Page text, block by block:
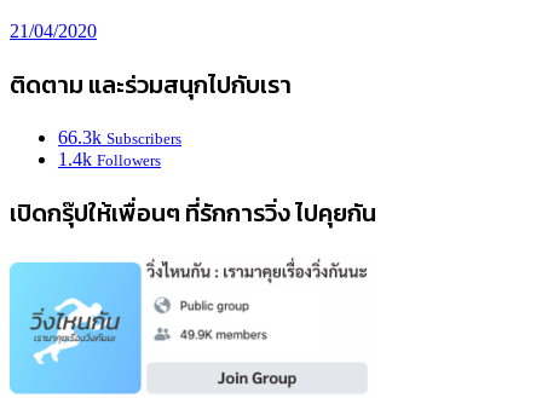
21/04/2020
ติดตาม และร่วมสนุกไปกับเรา
66.3k Subscribers
1.4k Followers
เปิดกรุ๊ปให้เพื่อนๆ ที่รักการวิ่ง ไปคุยกัน